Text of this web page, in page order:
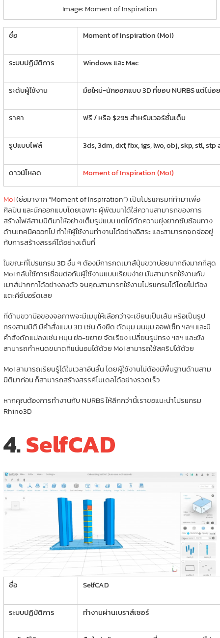
Image: Moment of Inspiration
ชื่อ Moment of Inspiration (MoI)
ระบบปฏิบัติการ Windows และ Mac
ระดับผู้ใช้งาน มือใหม่-นักออกแบบ 3D ที่ชอบ NURBS แต่ไม่
ราคา ฟรี / หรือ $295 สำหรับเวอร์ชั่นเต็ม
รูปแบบไฟล์ 3ds, 3dm, dxf, fbx, igs, lwo, obj, skp, stl, stp
ดาวน์โหลด Moment of Inspiration (MoI)
MoI(ย่อมาจาก “Moment of Inspiration”) เป็นโปรแกรมทีทำมาเพื่อ
ศิลปิน และนักออกแบบโดยเฉพาะ ผู้พัฒนาได้ใส่ความสามารถของการ
สร้างไฟล์สามมิติมาให้อย่างเต็มรูปแบบ แต่ได้ตัดความยุ่งยากซับซ้อนทาง
ด้านเทคนิคออกไป ทำให้ผู้ใช้งานทำงานได้อย่างอิสระ และสามารถจดจ่ออยู่
กับการสร้างสรรค์ได้อย่างเต็มที่
ในขณะที่โปรแกรม 3D อื่น ๆ ต้องมีการกดเมาส์ปุ่มขวาบ่อยมากถึงมากที่สุด
MoI กลับใช้การเชื่อมต่อกับผู้ใช้งานแบบเรียบง่าย มันสามารถใช้งานกับ
เมาส์ปากกาได้อย่างลงตัว จนคุณสามารถใช้งานโปรแกรมได้โดยไม่ต้อง
แตะคีย์บอร์ดเลย
ที่ด้านขวามือของจอภาพจะมีเมนูให้เลือกว่าจะเขียนเป็นเส้น หรือเป็นรูป
ทรงสามมิติ มีคำสั่งแบบ 3D เช่น ดึงยืด ตัดมุม มนมุม ออฟเซ็ท ฯลฯ และมี
คำสั่งดัดแปลงเช่น หมุน ย่อ-ขยาย จัดเรียง เปลี่ยนรูปทรง ฯลฯ และยัง
สามารถกำหนดขนาดที่แน่นอนได้ด้วย MoI สามารถใช้สคริปได้ด้วย
MoI สามารถเรียนรู้ได้ในเวลาอันสั้น โดยผู้ใช้งานไม่ต้องมีพื้นฐานด้านสาม
มิติมาก่อน ก็สามารถสร้างสรรค์โมเดลได้อย่างรวดเร็ว
หากคุณต้องการทำงานกับ NURBS ให้ลึกกว่านี้เราขอแนะนำโปรแกรม
Rhino3D
4.SelfCAD
ชื่อ SelfCAD
ระบบปฏิบัติการ ทำงานผ่านเบราส์เซอร์